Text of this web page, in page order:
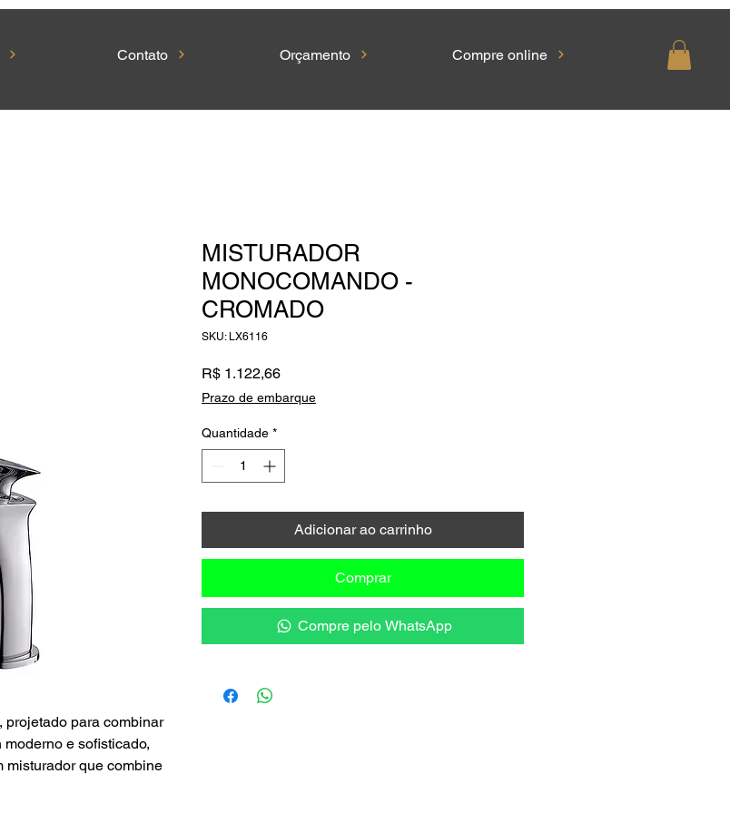
Contato Orçamento Compre online
projetado para combinar
e sofisticado,
misturador que combine
MISTURADOR
MONOCOMANDO -
CROMADO
SKU: LX6116
R$ 1.122,66Preço
Prazo de embarque
Quantidade *
Adicionar ao carrinho
Comprar
Compre pelo WhatsApp